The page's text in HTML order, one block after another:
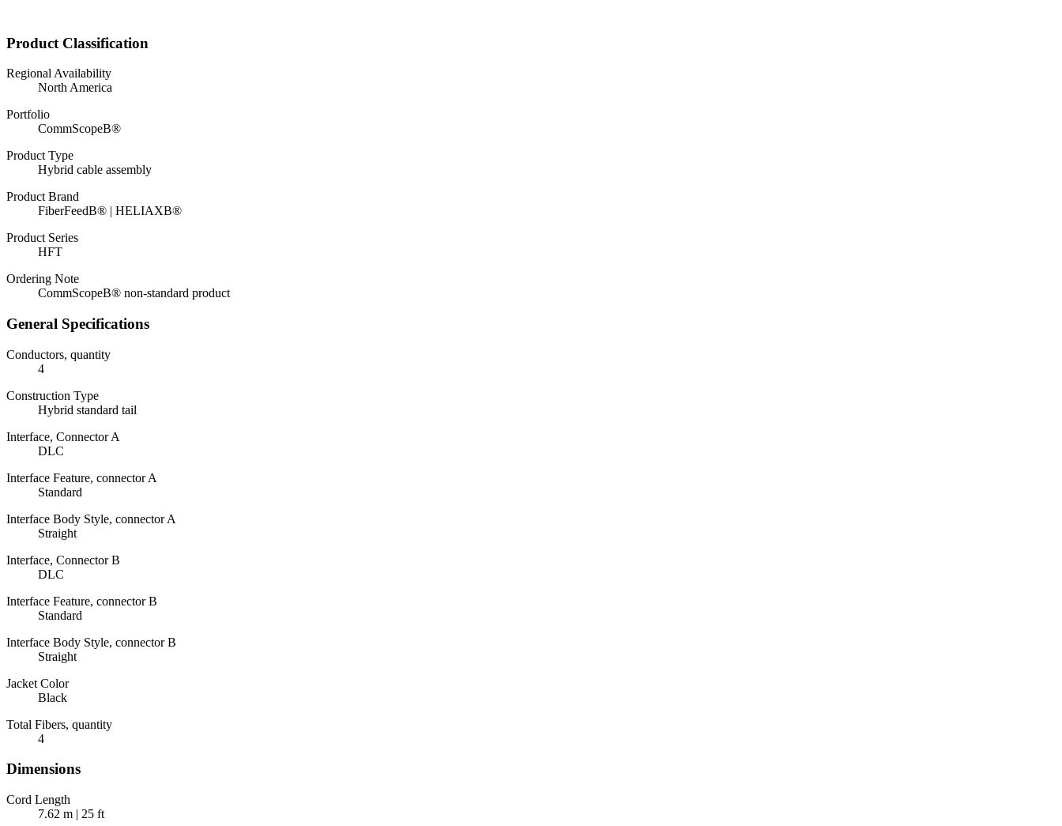
Product Classification
Regional Availability
North America
Portfolio
CommScopeВ®
Product Type
Hybrid cable assembly
Product Brand
FiberFeedВ® | HELIAXВ®
Product Series
HFT
Ordering Note
CommScopeВ® non-standard product
General Specifications
Conductors, quantity
4
Construction Type
Hybrid standard tail
Interface, Connector A
DLC
Interface Feature, connector A
Standard
Interface Body Style, connector A
Straight
Interface, Connector B
DLC
Interface Feature, connector B
Standard
Interface Body Style, connector B
Straight
Jacket Color
Black
Total Fibers, quantity
4
Dimensions
Cord Length
7.62 m | 25 ft